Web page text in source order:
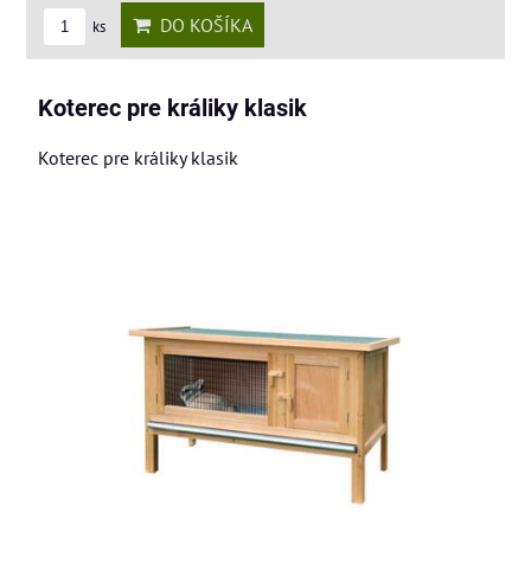
ks DO KOŠÍKA
Koterec pre králiky klasik
Koterec pre králiky klasik